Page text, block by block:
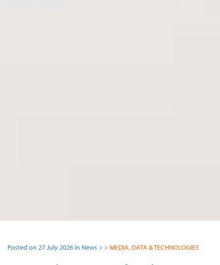
Posted on 27 July 2026 in News > >MEDIA, DATA & TECHNOLOGIES